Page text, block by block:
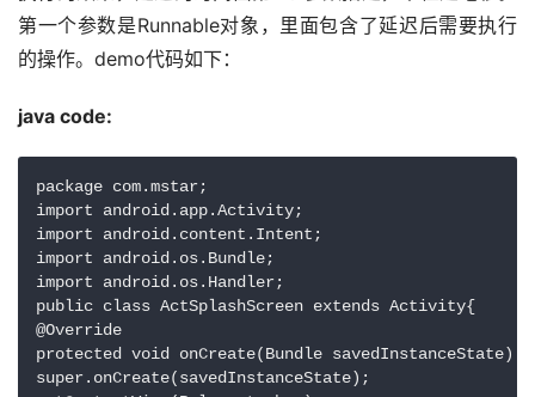
第一个参数是Runnable对象，里面包含了延迟后需要执行
的操作。demo代码如下：
java code:
package com.mstar;
import android.app.Activity;
import android.content.Intent;
import android.os.Bundle;
import android.os.Handler;
public class ActSplashScreen extends Activity{
@Override
protected void onCreate(Bundle savedInstanceState) {
super.onCreate(savedInstanceState);